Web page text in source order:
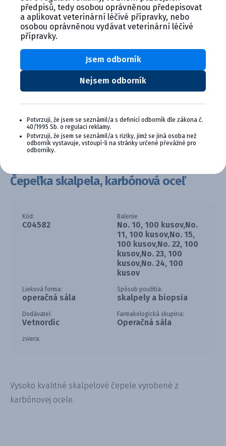
Čepeľka skalpela, karbónová oceľ
Kód:
C04582
Balenie
No. 10, 100 kusov,No.
11, 100 kusov,No. 15,
100 kusov,No. 22, 100
kusov,No. 23, 100
kusov,No. 24, 100
kusov
Lieková forma:
operačná sála
Spôsob použitia:
skalpely a biopsia
Dodávateľ
Vetnordic
Farmakologická skupina:
Operačná sála
zviera:
Vysoko kvalitné skalpelové čepele vyrobené z
karbónovej ocele.
předpisů, tedy osobou oprávněnou předepisovat
a aplikovat veterinární léčivé přípravky, nebo
osobou oprávněnou vydávat veterinární léčivé
přípravky.
Nejsem odborník
Jsem odborník
Potvrzuji, že jsem se seznámil/a s definicí odborník dle zákona č.
40/1995 Sb. o regulaci reklamy.
Potvrzuji, že jsem se seznámil/a s riziky, jimž se jiná osoba než
odborník vystavuje, vstoupí-li na stránky určené převážně pro
odborníky.